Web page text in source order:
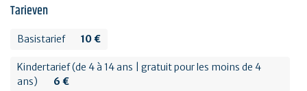
Tarieven
Basistarief 10 €
Kindertarief (de 4 à 14 ans | gratuit pour les moins de 4
ans)
6 €